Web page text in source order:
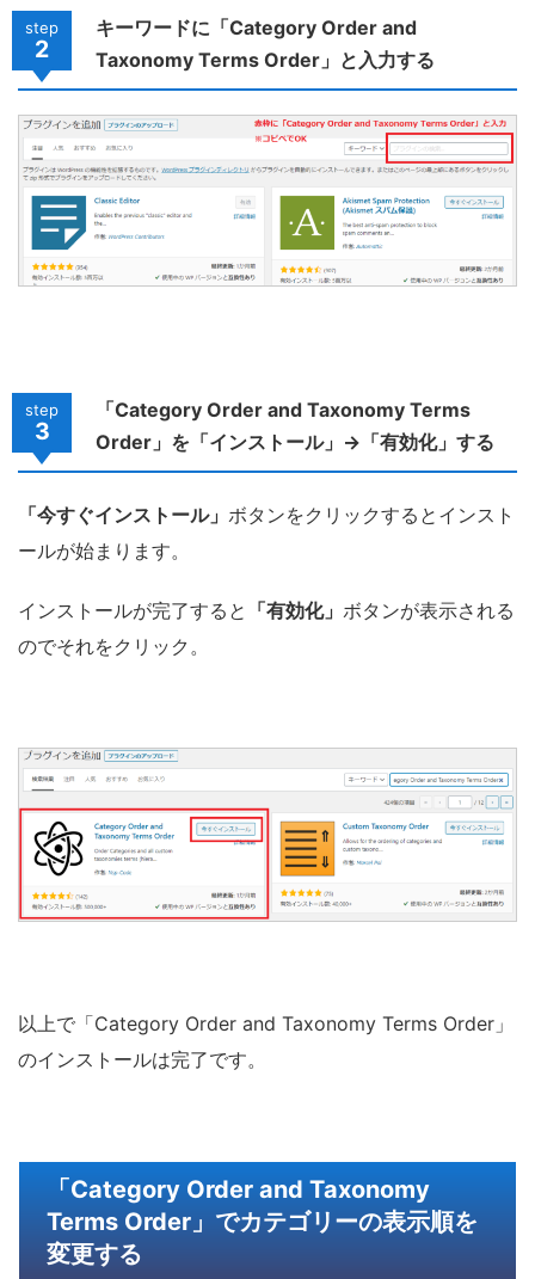
step
2
キーワードに「Category Order and
Taxonomy Terms Order」と入力する
step
3
「Category Order and Taxonomy Terms
Order」を「インストール」→「有効化」する
「今すぐインストール」 ボタンをクリックするとインスト
ールが始まります。
インストールが完了すると 「有効化」 ボタンが表示される
のでそれをクリック。
以上で「Category Order and Taxonomy Terms Order」
のインストールは完了です。
「Category Order and Taxonomy
Terms Order」でカテゴリーの表示順を
変更する